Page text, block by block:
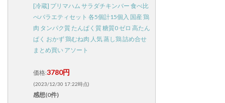
[冷蔵] プリマハム サラダチキンバー 食べ比
べバラエティセット 各5個計15個入 国産 鶏
肉 タンパク質 たんぱく質 糖質0 ゼロ 高たん
ぱく おかず 鶏むね肉 人気 蒸し鶏 詰め合せ
まとめ買い アソート
価格:3780円
(2023/12/30 17:22時点)
感想(0件)